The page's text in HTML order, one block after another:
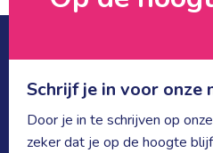
Schrijf je in voor onze
Door je in te schrijven op
zeker dat je op de hoogte